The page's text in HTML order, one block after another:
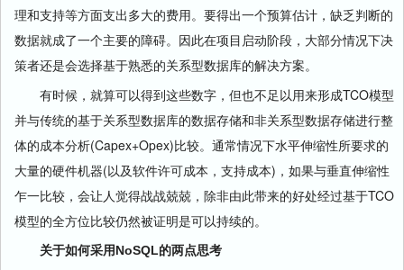
理和支持等方面支出多大的费用。要得出一个预算估计，缺乏判断的
数据就成了一个主要的障碍。因此在项目启动阶段，大部分情况下决
策者还是会选择基于熟悉的关系型数据库的解决方案。
有时候，就算可以得到这些数字，但也不足以用来形成TCO模型
并与传统的基于关系型数据库的数据存储和非关系型数据存储进行整
体的成本分析(Capex+Opex)比较。通常情况下水平伸缩性所要求的
大量的硬件机器(以及软件许可成本，支持成本)，如果与垂直伸缩性
乍一比较，会让人觉得战战兢兢，除非由此带来的好处经过基于TCO
模型的全方位比较仍然被证明是可以持续的。
关于如何采用NoSQL的两点思考